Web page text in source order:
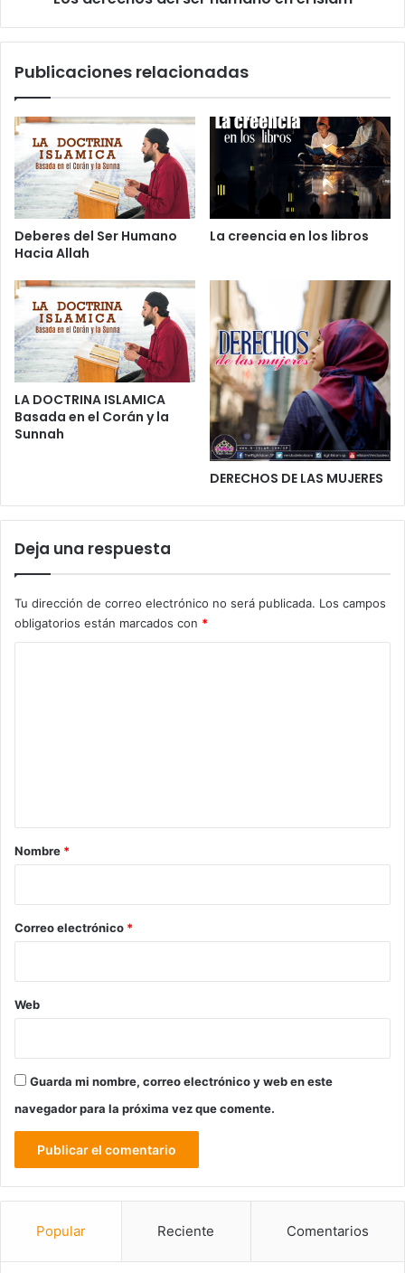
Publicaciones relacionadas
Deberes del Ser Humano
Hacia Allah
La creencia en los libros
LA DOCTRINA ISLAMICA
Basada en el Corán y la
Sunnah
DERECHOS DE LAS MUJERES
Deja una respuesta
Tu dirección de correo electrónico no será publicada. Los campos
obligatorios están marcados con *
r
*
Nombre *
Correo electrónico *
Web
Guarda mi nombre, correo electrónico y web en este
navegador para la próxima vez que comente.
Popular Reciente Comentarios